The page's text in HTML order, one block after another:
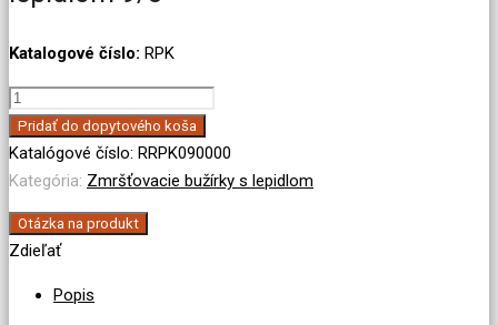
Katalogové číslo: RPK
množstvo
Zmršťovacia
bužírka
s
lepidlom
9/3
Pridať do dopytového koša
Katalógové číslo: RRPK090000
Kategória: Zmršťovacie bužírky s lepidlom
Otázka na produkt
Zdieľať
Popis